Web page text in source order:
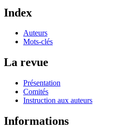
Index
Auteurs
Mots-clés
La revue
Présentation
Comités
Instruction aux auteurs
Informations